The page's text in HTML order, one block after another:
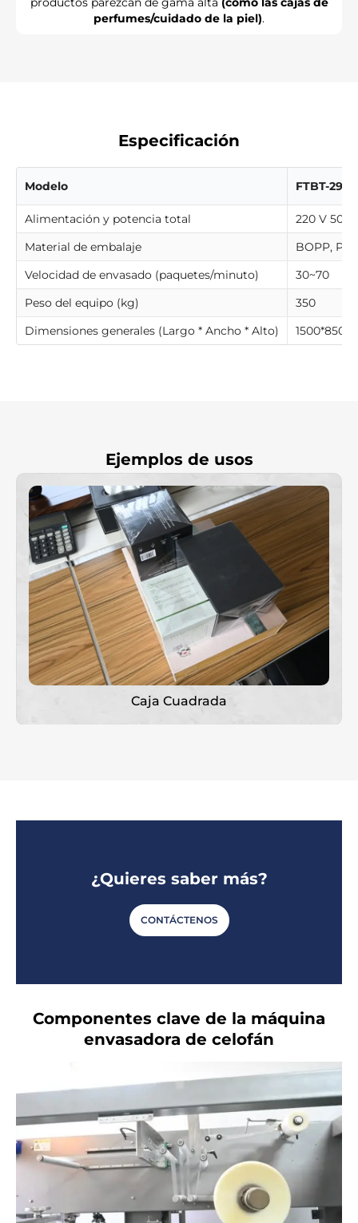
perfumes/cuidado de la piel).
Especificación
Modelo FTBT-290
Alimentación y potencia total
220 V 50
Material de embalaje
BOPP,
Velocidad de envasado (paquetes/minuto)
30~70
Peso del equipo (kg)
350
Dimensiones generales (Largo * Ancho * Alto)
Ejemplos de usos
Caja Cuadrada
¿Quieres saber más?
CONTÁCTENOS
Componentes clave de la máquina
envasadora de celofán